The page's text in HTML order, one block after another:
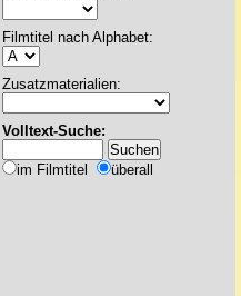
Filmtitel nach Alphabet:
Zusatzmaterialien:
Volltext-Suche:
im Filmtitel überall